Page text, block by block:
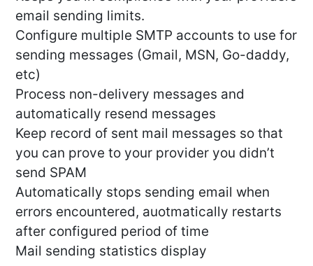
email sending limits.
Configure multiple SMTP accounts to use for
sending messages (Gmail, MSN, Go-daddy,
etc)
Process non-delivery messages and
automatically resend messages
Keep record of sent mail messages so that
you can prove to your provider you didn’t
send SPAM
Automatically stops sending email when
errors encountered, auotmatically restarts
after configured period of time
Mail sending statistics display